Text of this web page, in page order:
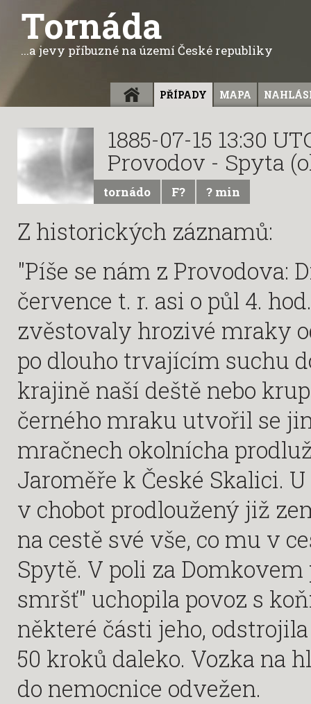
Tornáda
...a jevy příbuzné na území České republiky
ÚVOD PŘÍPADY MAPA
1885-07-15 13:30
Provodov - Spyta
tornádo F? ? min
Z historických záznamů:
"Píše se nám z Provodova:
července t. r. asi o půl 4.
zvěstovaly hrozivé mraky
po dlouho trvajícím suchu
krajině naší deště nebo
černého mraku utvořil se
mračnech okolnícha
Jaroměře k České Skalici.
v chobot prodloužený již
na cestě své vše, co mu v
Spytě. V poli za
smršť" uchopila povoz s
některé části jeho,
50 kroků daleko. Vozka na
do nemocnice odvežen.